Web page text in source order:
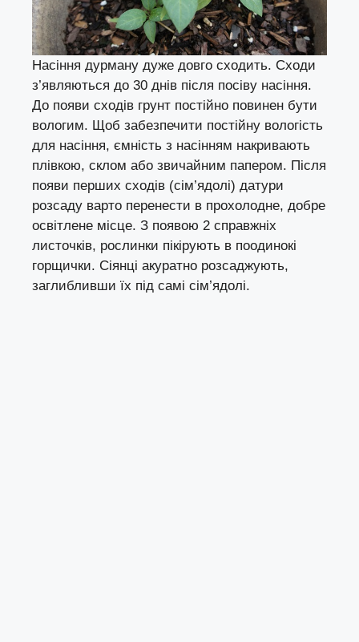
Насіння дурману дуже довго сходить. Сходи
з’являються до 30 днів після посіву насіння.
До появи сходів грунт постійно повинен бути
вологим. Щоб забезпечити постійну вологість
для насіння, ємність з насінням накривають
плівкою, склом або звичайним папером. Після
появи перших сходів (сім’ядолі) датури
розсаду варто перенести в прохолодне, добре
освітлене місце. З появою 2 справжніх
листочків, рослинки пікірують в поодинокі
горщички. Сіянці акуратно розсаджують,
заглибливши їх під самі сім’ядолі.